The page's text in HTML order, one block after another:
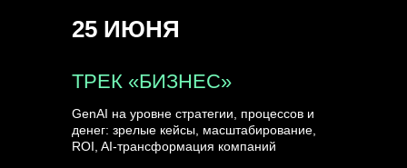
ТРЕК «БИЗНЕС»
GenAI на уровне стратегии, процессов и
денег: зрелые кейсы, масштабирование,
ROI, AI-трансформация компаний
25 ИЮНЯ